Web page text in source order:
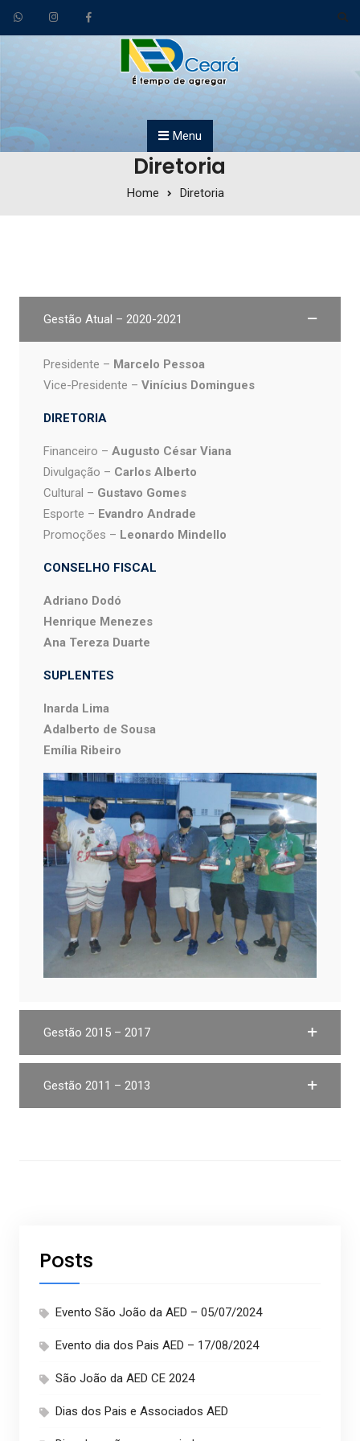
Skip to content
Menu
Diretoria
Home Diretoria
Gestão Atual – 2020-2021
Presidente – Marcelo Pessoa
Vice-Presidente – Vinícius Domingues
DIRETORIA
Financeiro – Augusto César Viana
Divulgação – Carlos Alberto
Cultural – Gustavo Gomes
Esporte – Evandro Andrade
Promoções – Leonardo Mindello
CONSELHO FISCAL
Adriano Dodó
Henrique Menezes
Ana Tereza Duarte
SUPLENTES
Inarda Lima
Adalberto de Sousa
Emília Ribeiro
Gestão 2015 – 2017
Gestão 2011 – 2013
Posts
Evento São João da AED – 05/07/2024
Evento dia dos Pais AED – 17/08/2024
São João da AED CE 2024
Dias dos Pais e Associados AED